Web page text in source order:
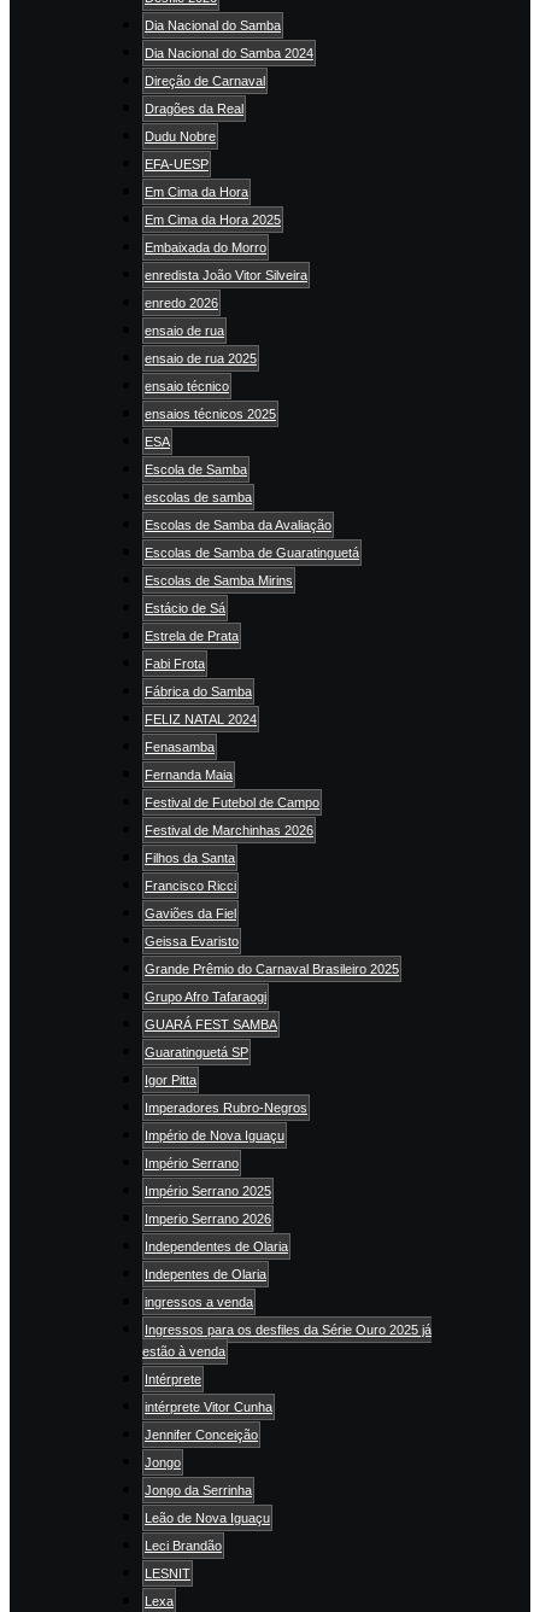
Dia Nacional do Samba
Dia Nacional do Samba 2024
Direção de Carnaval
Dragões da Real
Dudu Nobre
EFA-UESP
Em Cima da Hora
Em Cima da Hora 2025
Embaixada do Morro
enredista João Vitor Silveira
enredo 2026
ensaio de rua
ensaio de rua 2025
ensaio técnico
ensaios técnicos 2025
ESA
Escola de Samba
escolas de samba
Escolas de Samba da Avaliação
Escolas de Samba de Guaratinguetá
Escolas de Samba Mirins
Estácio de Sá
Estrela de Prata
Fabi Frota
Fábrica do Samba
FELIZ NATAL 2024
Fenasamba
Fernanda Maia
Festival de Futebol de Campo
Festival de Marchinhas 2026
Filhos da Santa
Francisco Ricci
Gaviões da Fiel
Geissa Evaristo
Grande Prêmio do Carnaval Brasileiro 2025
Grupo Afro Tafaraogi
GUARÁ FEST SAMBA
Guaratinguetá SP
Igor Pitta
Imperadores Rubro-Negros
Império de Nova Iguaçu
Império Serrano
Império Serrano 2025
Imperio Serrano 2026
Independentes de Olaria
Indepentes de Olaria
ingressos a venda
Ingressos para os desfiles da Série Ouro 2025 já
estão à venda
Intérprete
intérprete Vitor Cunha
Jennifer Conceição
Jongo
Jongo da Serrinha
Leão de Nova Iguaçu
Leci Brandão
LESNIT
Lexa